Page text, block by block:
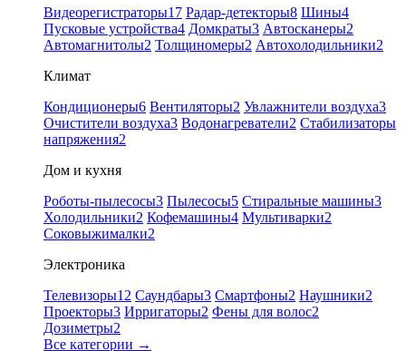
Видеорегистраторы17 Радар-детекторы8 Шины4
Пусковые устройства4 Домкраты3 Автосканеры2
Автомагнитолы2 Толщиномеры2 Автохолодильники2
Климат
Кондиционеры6 Вентиляторы2 Увлажнители воздуха3
Очистители воздуха3 Водонагреватели2 Стабилизаторы
напряжения2
Дом и кухня
Роботы-пылесосы3 Пылесосы5 Стиральные машины3
Холодильники2 Кофемашины4 Мультиварки2
Соковыжималки2
Электроника
Телевизоры12 Саундбары3 Смартфоны2 Наушники2
Проекторы3 Ирригаторы2 Фены для волос2
Дозиметры2
Все категории →